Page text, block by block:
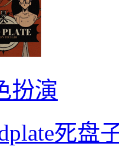
扮演
死盘